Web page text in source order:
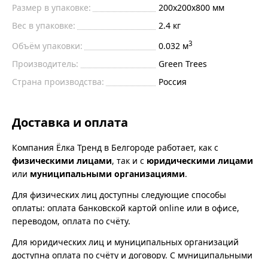
Размер в упаковке:
200х200х800 мм
Вес в упаковке:
2.4 кг
Объём упаковки:
0.032 м3
Производитель:
Green Trees
Страна производства:
Россия
Доставка и оплата
Компания Ёлка Тренд в Белгороде работает, как с
физическими лицами, так и с юридическими лицами
или муниципальными организациями.
Для физических лиц доступны следующие способы
оплаты: оплата банковской картой online или в офисе,
переводом, оплата по счёту.
Для юридических лиц и муниципальных организаций
доступна оплата по счёту и договору. С муниципальными